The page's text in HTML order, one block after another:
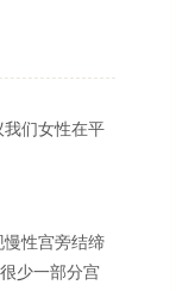
们女性在平
性宫旁结缔
少一部分宫